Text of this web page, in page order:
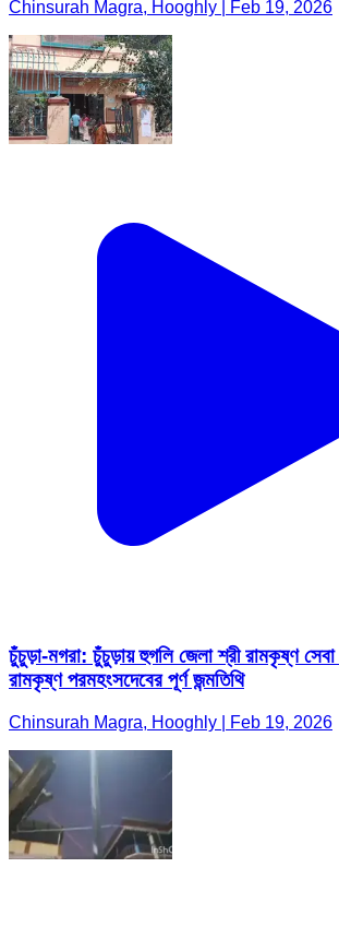
Chinsurah Magra, Hooghly | Feb 19, 2026
চুঁচুড়া-মগরা: চুঁচুড়ায় হুগলি জেলা শ্রী রামকৃষ্ণ
রামকৃষ্ণ পরমহংসদেবের পূর্ণ জন্মতিথি
Chinsurah Magra, Hooghly | Feb 19, 2026